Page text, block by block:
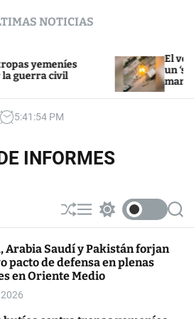
NOTICIAS
civil
El vendedor
un ‘safari
mano”
5:41 :55 PM
INFORMES
S
h
ff
l
e
M
e
u
w
t
c
h
S
e
r
Arabia Saudí y Pakistán forjan
pacto de defensa en plenas
en Oriente Medio